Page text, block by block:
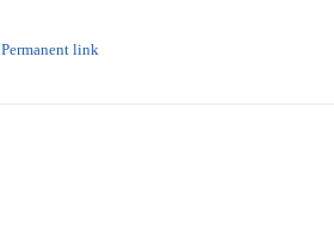
Permanent link